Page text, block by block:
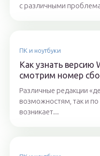
с различными
ПК и ноутбуки
Как узнать версию
смотрим номер
Различные редакции
возможностям, так и
возникает...